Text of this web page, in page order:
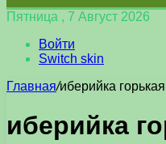
Пятница , 7 Август 2026
Войти
Switch skin
Главная/иберийка
иберийка